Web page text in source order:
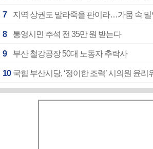
7 지역 상권도 말라죽을 판이라…가뭄 속
8 통영시민 추석 전 35만 원 받는다
9 부산 철강공장 50대 노동자 추락사
10